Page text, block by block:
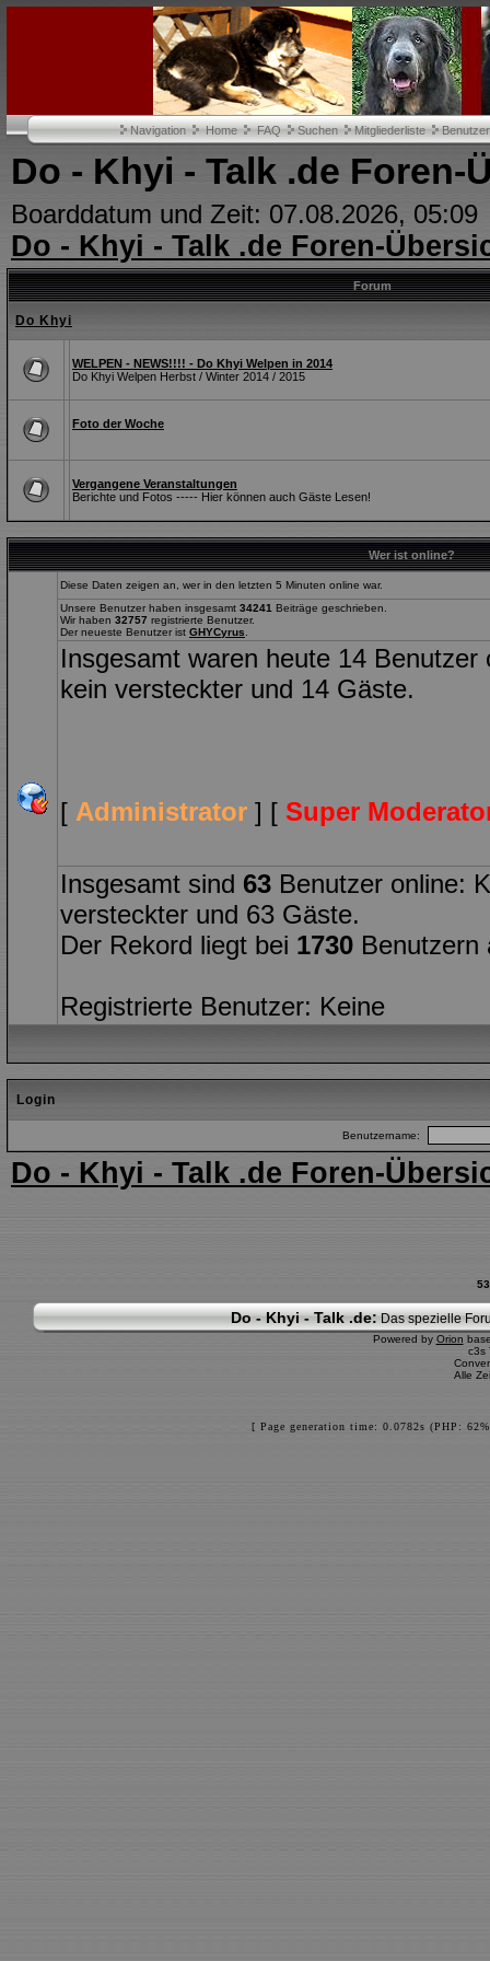
Navigation Home FAQ Suchen Mitgliederliste
Do - Khyi - Talk .de Foren-
Boarddatum und Zeit: 07.08.2026, 05:09
Do - Khyi - Talk .de Foren-
Forum
Do Khyi
WELPEN - NEWS!!!! - Do Khyi Welpen in 2014
Do Khyi Welpen Herbst / Winter 2014 / 2015
Foto der Woche
Vergangene Veranstaltungen
Berichte und Fotos ----- Hier können auch Gäste Lesen!
Wer ist online?
Diese Daten zeigen an, wer in den letzten 5 Minuten online war.
Unsere Benutzer haben insgesamt 34241 Beiträge geschrieben.
Wir haben 32757 registrierte Benutzer.
Der neueste Benutzer ist GHYCyrus
Insgesamt waren heute 14
kein versteckter und 14 Gäste.
[ Administrator ] [ Super
Insgesamt sind 63 Benutzer online:
versteckter und 63 Gäste.
Der Rekord liegt bei 1730 Benutzern
Registrierte Benutzer: Keine
Login
Benutzername:
Do - Khyi - Talk .de Foren-
Do - Khyi - Talk .de: Das spezielle
Powered by Orion
c3s
Alle
[ Page generation time: 0.0782s (PHP: